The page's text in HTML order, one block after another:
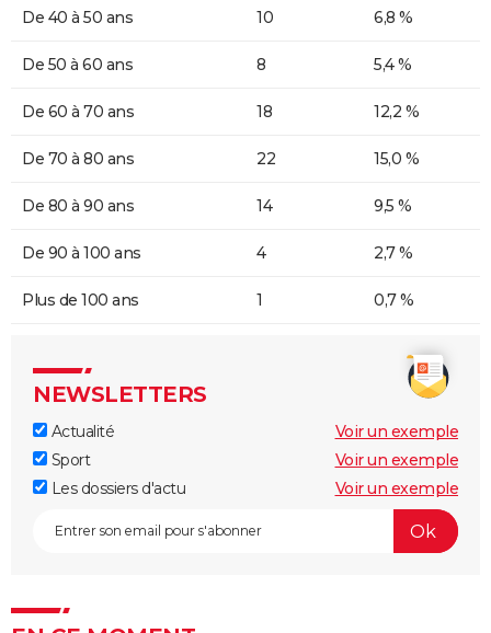
De 40 à 50 ans 10 6,8 %
De 50 à 60 ans 8 5,4 %
De 60 à 70 ans 18 12,2 %
De 70 à 80 ans 22 15,0 %
De 80 à 90 ans 14 9,5 %
De 90 à 100 ans 4 2,7 %
Plus de 100 ans 1 0,7 %
NEWSLETTERS
Actualité
Voir un exemple
Sport
Voir un exemple
Les dossiers d'actu
Voir un exemple